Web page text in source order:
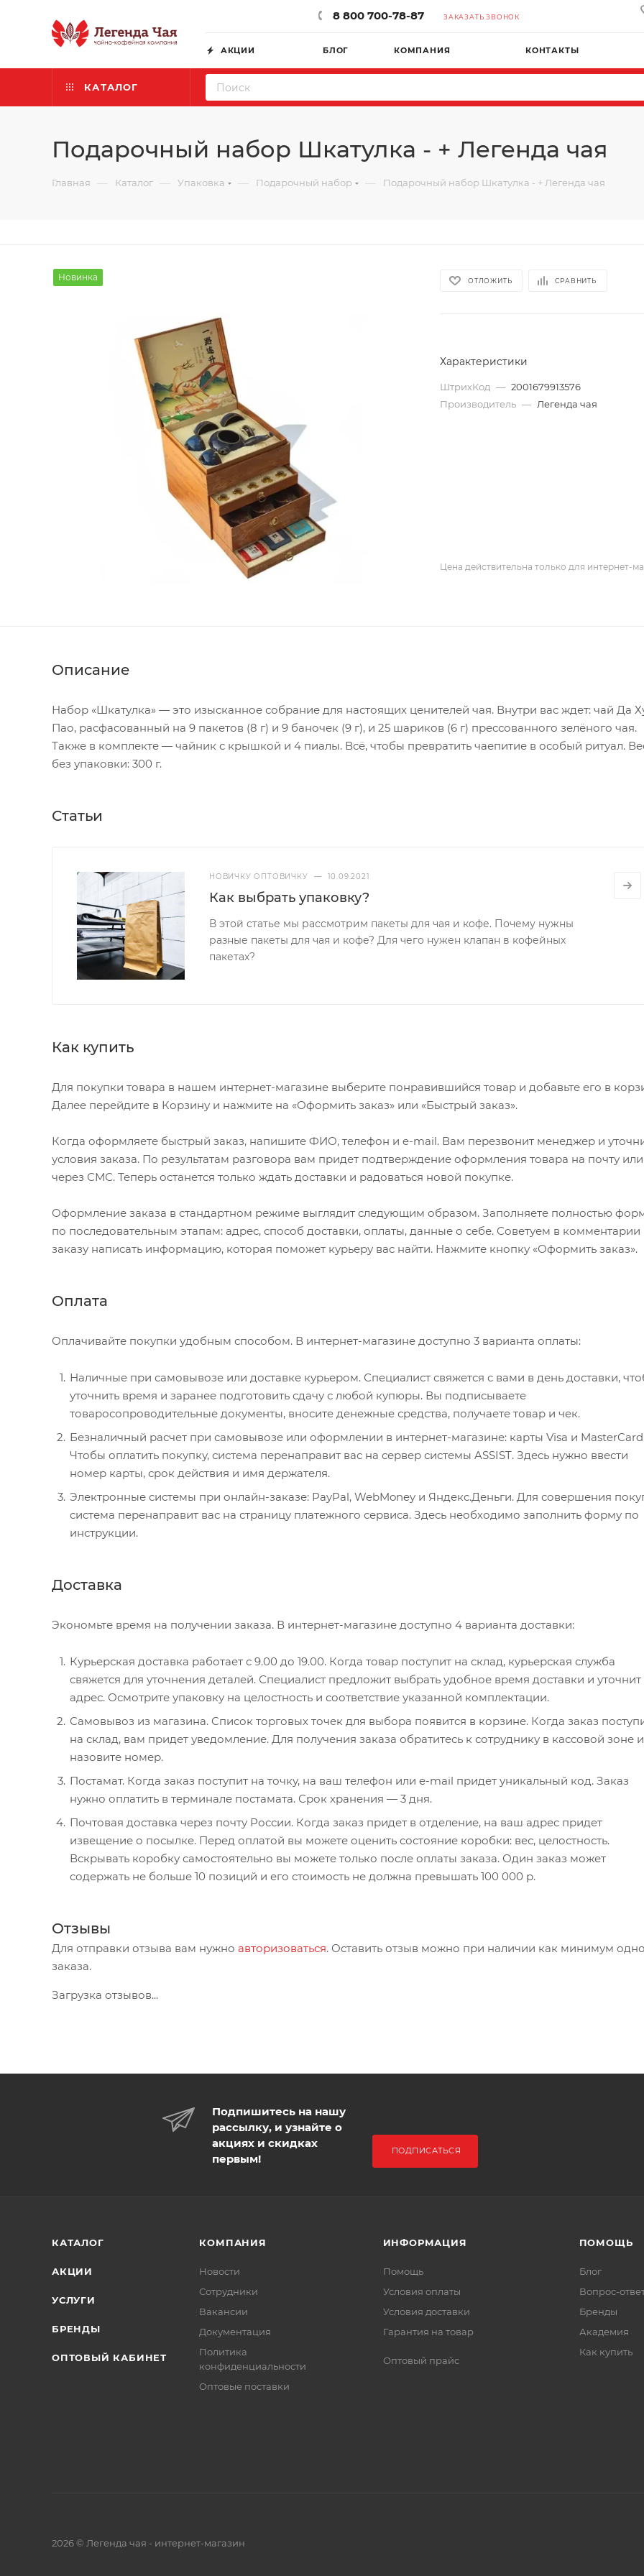
8 800 700-78-87 ЗАКАЗАТЬ ЗВОНОК
АКЦИИ БЛОГ КОМПАНИЯ КОНТАКТЫ
КАТАЛОГ
Подарочный набор Шкатулка - + Легенда чая
Главная — Каталог — Упаковка — Подарочный набор — Подарочный набор Шкатулка - + Легенда чая
Новинка ОТЛОЖИТЬ СРАВНИТЬ
Характеристики
ШтрихКод — 2001679913576
Производитель — Легенда чая
Цена действительна только для интернет-
Описание
Набор «Шкатулка» — это изысканное собрание для настоящих ценителей чая. Внутри вас ждет: чай Да
Пао, расфасованный на 9 пакетов (8 г) и 9 баночек (9 г), и 25 шариков (6 г) прессованного зелёного чая.
Также в комплекте — чайник с крышкой и 4 пиалы. Всё, чтобы превратить чаепитие в особый ритуал.
без упаковки: 300 г.
Статьи
НОВИЧКУ ОПТОВИЧКУ — 10.09.2021
Как выбрать упаковку?
В этой статье мы рассмотрим пакеты для чая и кофе. Почему нужны
разные пакеты для чая и кофе? Для чего нужен клапан в кофейных
пакетах?
Как купить
Для покупки товара в нашем интернет-магазине выберите понравившийся товар и добавьте его в
Далее перейдите в Корзину и нажмите на «Оформить заказ» или «Быстрый заказ».
Когда оформляете быстрый заказ, напишите ФИО, телефон и e-mail. Вам перезвонит менеджер и
условия заказа. По результатам разговора вам придет подтверждение оформления товара на почту или
через СМС. Теперь останется только ждать доставки и радоваться новой покупке.
Оформление заказа в стандартном режиме выглядит следующим образом. Заполняете полностью
по последовательным этапам: адрес, способ доставки, оплаты, данные о себе. Советуем в комментарии
заказу написать информацию, которая поможет курьеру вас найти. Нажмите кнопку «Оформить заказ».
Оплата
Оплачивайте покупки удобным способом. В интернет-магазине доступно 3 варианта оплаты:
Наличные при самовывозе или доставке курьером. Специалист свяжется с вами в день доставки,
уточнить время и заранее подготовить сдачу с любой купюры. Вы подписываете
товаросопроводительные документы, вносите денежные средства, получаете товар и чек.
Безналичный расчет при самовывозе или оформлении в интернет-магазине: карты Visa и
Чтобы оплатить покупку, система перенаправит вас на сервер системы ASSIST. Здесь нужно ввести
номер карты, срок действия и имя держателя.
Электронные системы при онлайн-заказе: PayPal, WebMoney и Яндекс.Деньги. Для совершения
система перенаправит вас на страницу платежного сервиса. Здесь необходимо заполнить форму по
инструкции.
Доставка
Экономьте время на получении заказа. В интернет-магазине доступно 4 варианта доставки:
Курьерская доставка работает с 9.00 до 19.00. Когда товар поступит на склад, курьерская служба
свяжется для уточнения деталей. Специалист предложит выбрать удобное время доставки и уточнит
адрес. Осмотрите упаковку на целостность и соответствие указанной комплектации.
Самовывоз из магазина. Список торговых точек для выбора появится в корзине. Когда заказ
на склад, вам придет уведомление. Для получения заказа обратитесь к сотруднику в кассовой зоне и
назовите номер.
Постамат. Когда заказ поступит на точку, на ваш телефон или e-mail придет уникальный код. Заказ
нужно оплатить в терминале постамата. Срок хранения — 3 дня.
Почтовая доставка через почту России. Когда заказ придет в отделение, на ваш адрес придет
извещение о посылке. Перед оплатой вы можете оценить состояние коробки: вес, целостность.
Вскрывать коробку самостоятельно вы можете только после оплаты заказа. Один заказ может
содержать не больше 10 позиций и его стоимость не должна превышать 100 000 р.
Отзывы
Для отправки отзыва вам нужно авторизоваться. Оставить отзыв можно при наличии как минимум
заказа.
Загрузка отзывов...
Подпишитесь на нашу
рассылку, и узнайте о
акциях и скидках
первым!
ПОДПИСАТЬСЯ
КАТАЛОГ
АКЦИИ
УСЛУГИ
БРЕНДЫ
ОПТОВЫЙ КАБИНЕТ
КОМПАНИЯ
Новости
Сотрудники
Вакансии
Документация
Политика
конфиденциальности
Оптовые поставки
ИНФОРМАЦИЯ
Помощь
Условия оплаты
Условия доставки
Гарантия на товар
Оптовый прайс
ПОМОЩЬ
Блог
Вопрос-
Бренды
Академия
Как купить
2026 © Легенда чая - интернет-магазин